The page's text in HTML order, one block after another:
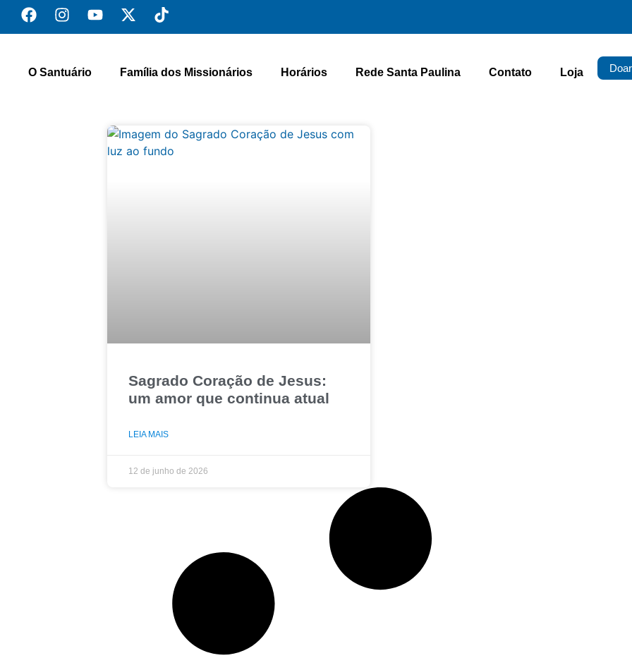
O Santuário Família dos Missionários Horários Rede Santa Paulina Contato Loja Doar
Sagrado Coração de Jesus:
um amor que continua atual
LEIA MAIS
12 de junho de 2026